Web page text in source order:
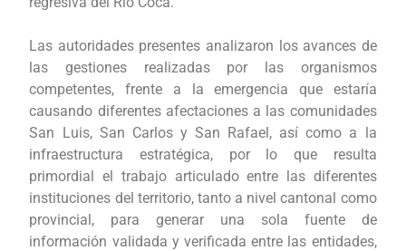
Las autoridades presentes analizaron los avances de
las gestiones realizadas por las organismos
competentes, frente a la emergencia que estaría
causando diferentes afectaciones a las comunidades
San Luis, San Carlos y San Rafael, así como a la
infraestructura estratégica, por lo que resulta
primordial el trabajo articulado entre las diferentes
instituciones del territorio, tanto a nivel cantonal como
provincial, para generar una sola fuente de
información validada y verificada entre las entidades,